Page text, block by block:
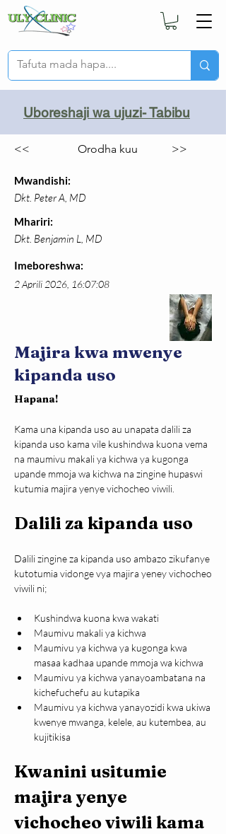
Uboreshaji wa ujuzi- Tabibu
<< Orodha kuu >>
Mwandishi:
Dkt. Peter A, MD
Mhariri:
Dkt. Benjamin L, MD
Imeboreshwa:
2 Aprili 2026, 16:07:08
Majira kwa mwenye
kipanda uso
Hapana!
Kama una kipanda uso au unapata dalili za
kipanda uso kama vile kushindwa kuona vema
na maumivu makali ya kichwa ya kugonga
upande mmoja wa kichwa na zingine hupaswi
kutumia majira yenye vichocheo viwili.
Dalili za kipanda uso
Dalili zingine za kipanda uso ambazo zikufanye
kutotumia vidonge vya majira yeney vichocheo
viwili ni;
Kushindwa kuona kwa wakati
Maumivu makali ya kichwa
Maumivu ya kichwa ya kugonga kwa
masaa kadhaa upande mmoja wa kichwa
Maumivu ya kichwa yanayoambatana na
kichefuchefu au kutapika
Maumivu ya kichwa yanayozidi kwa ukiwa
kwenye mwanga, kelele, au kutembea, au
kujitikisa
Kwanini usitumie
majira yenye
vichocheo viwili kama